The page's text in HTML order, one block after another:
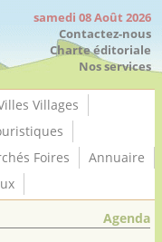
samedi 08 Août 2026
Contactez-nous
Charte éditoriale
Nos services
Villages
Foires
Annuaire
Agenda